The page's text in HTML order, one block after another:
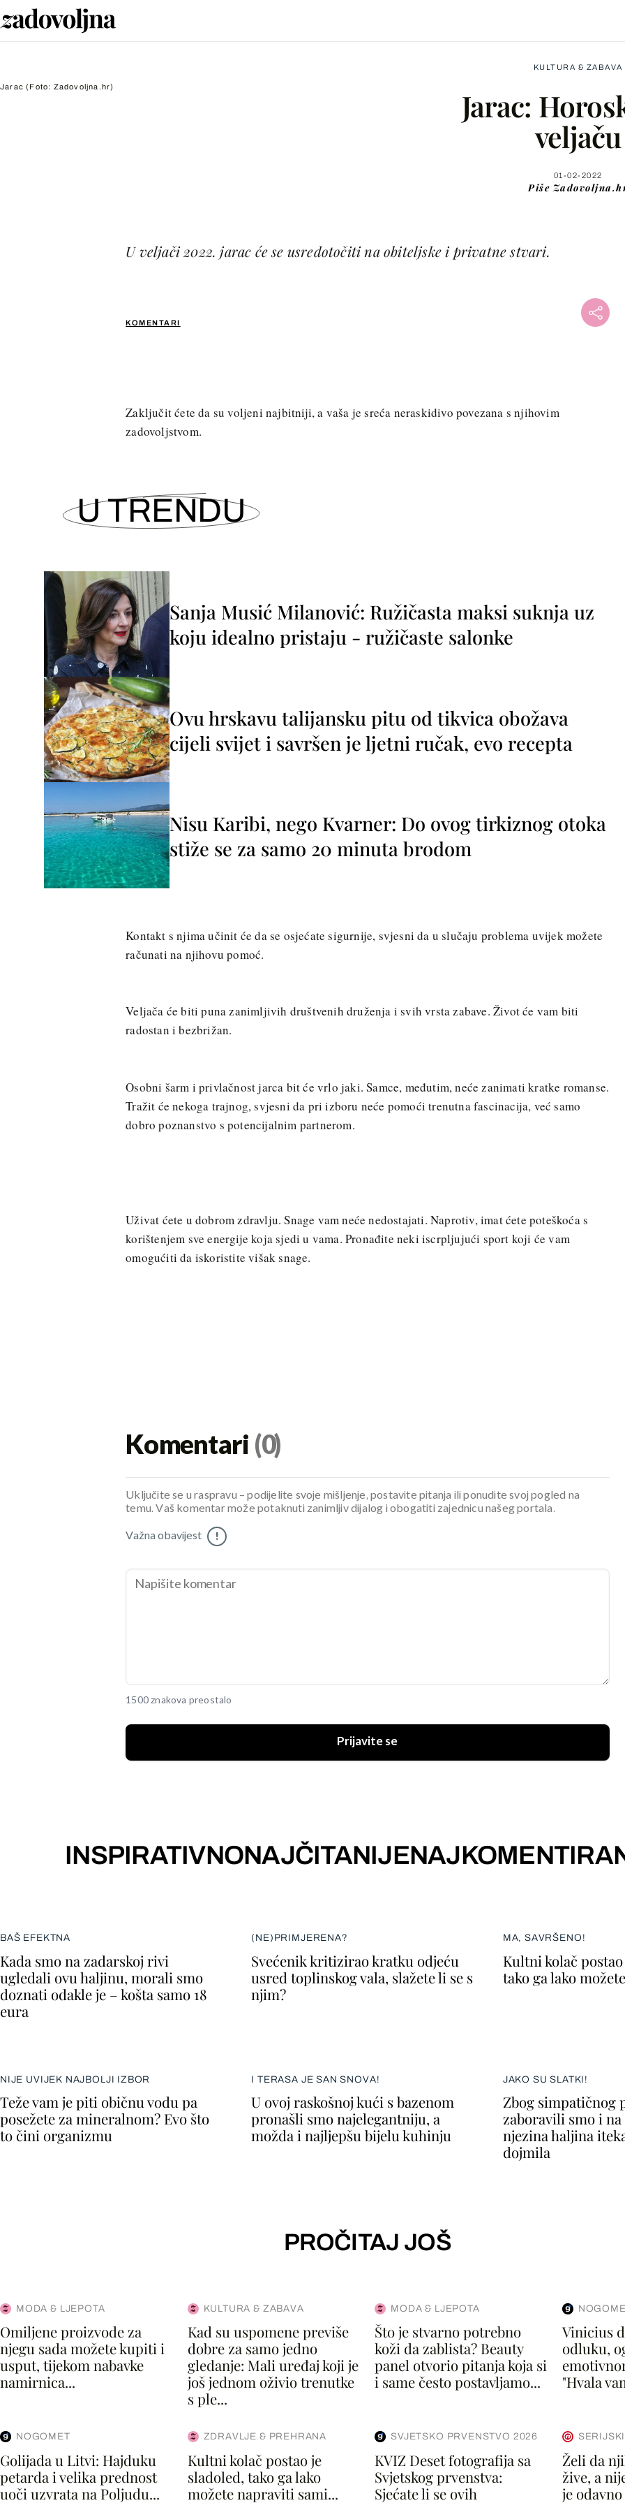
Jarac(Foto: Zadovoljna.hr)
KULTURA & ZABAVA
Jarac:
veljaču
01-02-2022
Piše
KOMENTARI
U veljači 2022. jarac će se usredotočiti na obiteljske i privatne stvari.
WhatsApp
Zaključit ćete da su voljeni najbitniji, a vaša je sreća neraskidivo povezana s njihovim
zadovoljstvom.
U TRENDU
Sanja Musić Milanović: Ružičasta maksi suknja uz
koju idealno pristaju - ružičaste salonke
Ovu hrskavu talijansku pitu od tikvica obožava
cijeli svijet i savršen je ljetni ručak, evo recepta
Nisu Karibi, nego Kvarner: Do ovog tirkiznog otoka
stiže se za samo 20 minuta brodom
Kontakt s njima učinit će da se osjećate sigurnije, svjesni da u slučaju problema uvijek možete
računati na njihovu pomoć.
Veljača će biti puna zanimljivih društvenih druženja i svih vrsta zabave. Život će vam biti
radostan i bezbrižan.
Osobni šarm i privlačnost jarca bit će vrlo jaki. Samce, međutim, neće zanimati kratke romanse.
Tražit će nekoga trajnog, svjesni da pri izboru neće pomoći trenutna fascinacija, već samo
dobro poznanstvo s potencijalnim partnerom.
Uživat ćete u dobrom zdravlju. Snage vam neće nedostajati. Naprotiv, imat ćete poteškoća s
korištenjem sve energije koja sjedi u vama. Pronađite neki iscrpljujući sport koji će vam
omogućiti da iskoristite višak snage.
Komentari (0)
Uključite se u raspravu – podijelite svoje mišljenje, postavite pitanja ili ponudite svoj pogled na
temu. Vaš komentar može potaknuti zanimljiv dijalog i obogatiti zajednicu našeg portala.
Važna obavijest !
1500 znakova preostalo
Prijavite se
INSPIRATIVNONAJČITANIJE
BAŠ EFEKTNA
Kada smo na zadarskoj rivi
ugledali ovu haljinu, morali smo
doznati odakle je – košta samo 18
eura
(NE)PRIMJERENA?
Svećenik kritizirao kratku odjeću
usred toplinskog vala, slažete li se s
njim?
MA, SAVRŠENO!
Kultni kolač
tako ga lako
NIJE UVIJEK NAJBOLJI IZBOR
Teže vam je piti običnu vodu pa
posežete za mineralnom? Evo što
to čini organizmu
I TERASA JE SAN SNOVA!
U ovoj raskošnoj kući s bazenom
pronašli smo najelegantniju, a
možda i najljepšu bijelu kuhinju
JAKO SU SLATKI!
Zbog simpatičnog
zaboravili smo i
njezina haljina
dojmila
PROČITAJ JOŠ
MODA & LJEPOTA
Omiljene proizvode za
njegu sada možete kupiti i
usput, tijekom nabavke
namirnica...
KULTURA & ZABAVA
Kad su uspomene previše
dobre za samo jedno
gledanje: Mali uređaj koji je
još jednom oživio trenutke
s ple...
MODA & LJEPOTA
Što je stvarno potrebno
koži da zablista? Beauty
panel otvorio pitanja koja si
i same često postavljamo...
Vinicius
odluku,
"Hvala
NOGOMET
Golijada u Litvi: Hajduku
petarda i velika prednost
uoči uzvrata na Poljudu...
ZDRAVLJE & PREHRANA
Kultni kolač postao je
sladoled, tako ga lako
možete napraviti sami...
SVJETSKO PRVENSTVO 2026
KVIZ Deset fotografija sa
Svjetskog prvenstva:
Sjećate li se ovih
SERIJSKI
Želi da
žive, a
je